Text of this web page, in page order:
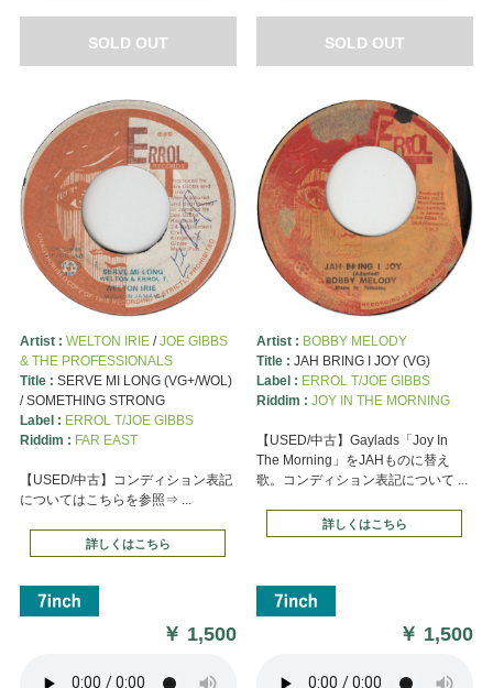
SOLD OUT SOLD OUT
Artist : WELTON IRIE/JOE GIBBS
& THE PROFESSIONALS
Title : SERVE MI LONG (VG+/WOL)
/ SOMETHING STRONG
Label : ERROL T/JOE GIBBS
Riddim : FAR EAST
【USED/中古】コンディション表記
についてはこちらを参照⇒ ...
詳しくはこちら
￥ 1,500
Artist : BOBBY MELODY
Title : JAH BRING I JOY (VG)
Label : ERROL T/JOE GIBBS
Riddim : JOY IN THE MORNING
【USED/中古】Gaylads「Joy In
The Morning」をJAHものに替え
歌。コンディション表記について ...
詳しくはこちら
￥ 1,500